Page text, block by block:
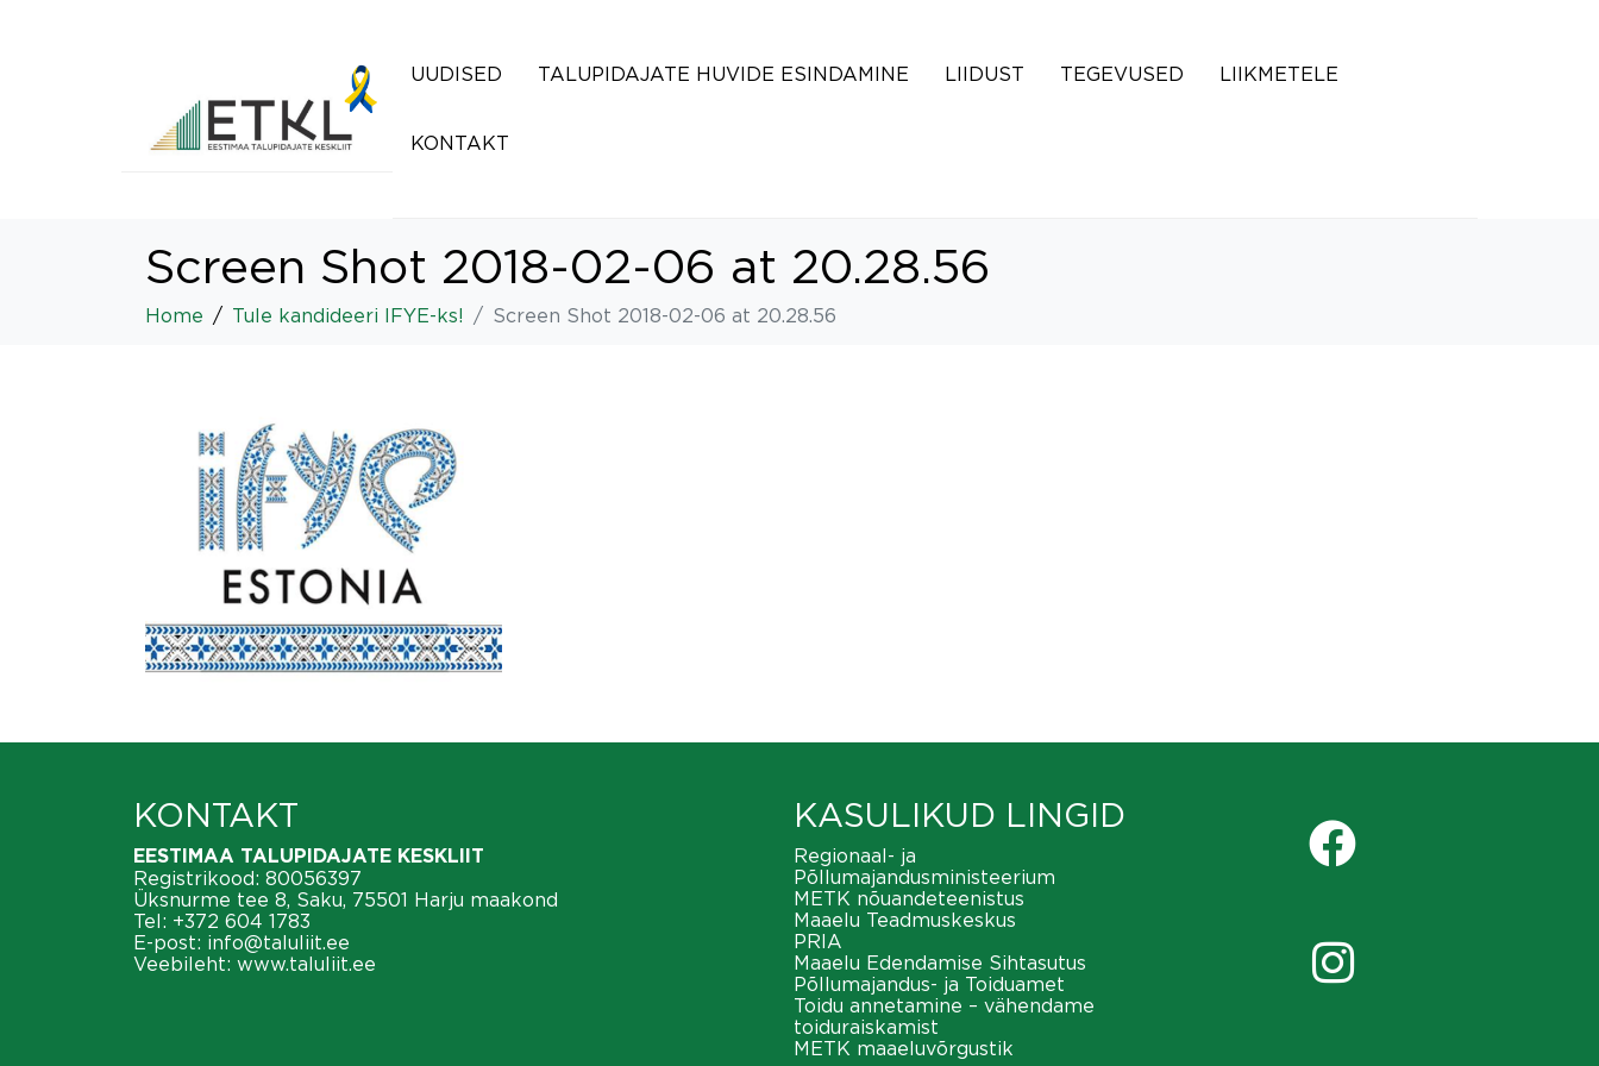
UUDISED TALUPIDAJATE HUVIDE ESINDAMINE LIIDUST TEGEVUSED LIIKMETELE
KONTAKT
Screen Shot 2018-02-06 at 20.28.56
Home Tule kandideeri IFYE-ks! Screen Shot 2018-02-06 at 20.28.56
KONTAKT
EESTIMAA TALUPIDAJATE KESKLIIT
Registrikood: 80056397
Üksnurme tee 8, Saku, 75501 Harju maakond
Tel: +372 604 1783
E-post: info@taluliit.ee
Veebileht: www.taluliit.ee
KASULIKUD LINGID
Regionaal- ja
Põllumajandusministeerium
METK nõuandeteenistus
Maaelu Teadmuskeskus
PRIA
Maaelu Edendamise Sihtasutus
Põllumajandus- ja Toiduamet
Toidu annetamine – vähendame
toiduraiskamist
METK maaeluvõrgustik